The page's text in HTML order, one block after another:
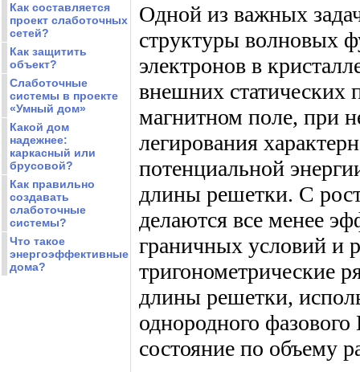
Как составляется
проект слаботочных
сетей?
Как защитить
объект?
Слаботочные
системы в проекте
«Умный дом»
Какой дом
надежнее:
каркасный или
брусовой?
Как правильно
создавать
слаботочные
системы?
Что такое
энергоэффективные
дома?
Одной из важных
структуры волновых
электронов в
внешних статических
магнитном поле, при
легирования
потенциальной
длины решетки. С
делаются все менее
граничных условий и
тригонометрические
длины решетки,
однородного
состояние по объему